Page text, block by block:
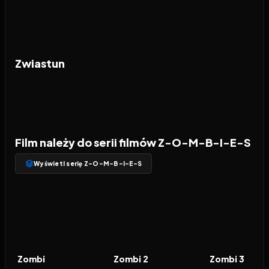
Zwiastun
Film należy do serii filmów Z-O-M-B-I-E-S
Wyświetl serię Z-O-M-B-I-E-S
FILM
Zombi FILM
Zombi 2 FILM
Zombi 3